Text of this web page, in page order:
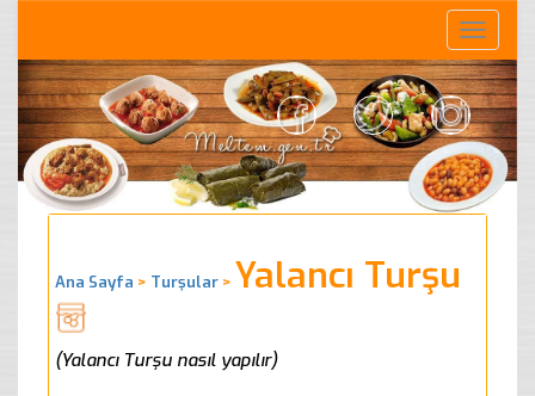
Toggle
Ana Sayfa > Turşular > Yalancı Turşu
(Yalancı Turşu nasıl yapılır)